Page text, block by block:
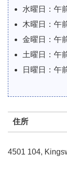
水曜日：午
木曜日：午
金曜日：午
土曜日：午
日曜日：午
住所
4501 104,